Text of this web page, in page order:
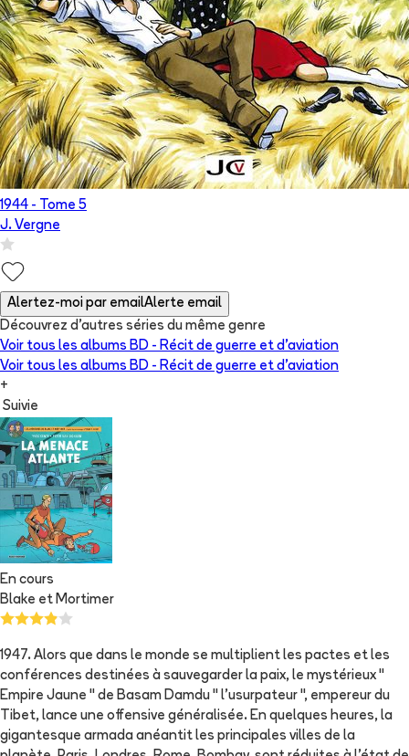
1944 - Tome 5
J. Vergne
Alertez-moi par emailAlerte email
Découvrez d'autres séries du même genre
Voir tous les albums BD - Récit de guerre et d'aviation
Voir tous les albums BD - Récit de guerre et d'aviation
+
Suivie
En cours
Blake et Mortimer
1947. Alors que dans le monde se multiplient les pactes et les
conférences destinées à sauvegarder la paix, le mystérieux "
Empire Jaune " de Basam Damdu " l'usurpateur ", empereur du
Tibet, lance une offensive généralisée. En quelques heures, la
gigantesque armada anéantit les principales villes de la